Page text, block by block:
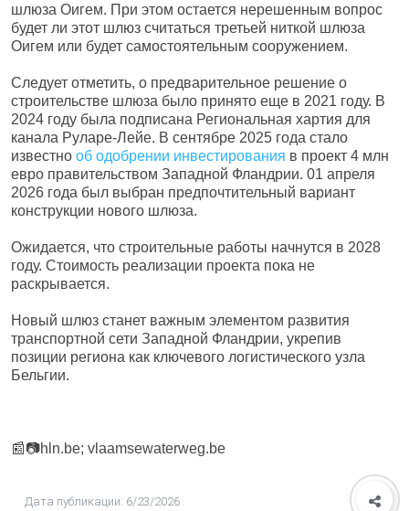
шлюза Оигем. При этом остается нерешенным вопрос
будет ли этот шлюз считаться третьей ниткой шлюза
Оигем или будет самостоятельным сооружением.
Следует отметить, о предварительное решение о
строительстве шлюза было принято еще в 2021 году. В
2024 году была подписана Региональная хартия для
канала Руларе-Лейе. В сентябре 2025 года стало
известно об одобрении инвестирования в проект 4 млн
евро правительством Западной Фландрии. 01 апреля
2026 года был выбран предпочтительный вариант
конструкции нового шлюза.
Ожидается, что строительные работы начнутся в 2028
году. Стоимость реализации проекта пока не
раскрывается.
Новый шлюз станет важным элементом развития
транспортной сети Западной Фландрии, укрепив
позиции региона как ключевого логистического узла
Бельгии.
📰📷hln.be; vlaamsewaterweg.be
Дата публикации: 6/23/2026